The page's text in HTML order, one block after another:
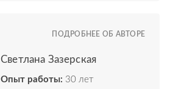
ПОДРОБНЕЕ ОБ АВТОРЕ
Светлана Зазерская
Опыт работы: 30 лет